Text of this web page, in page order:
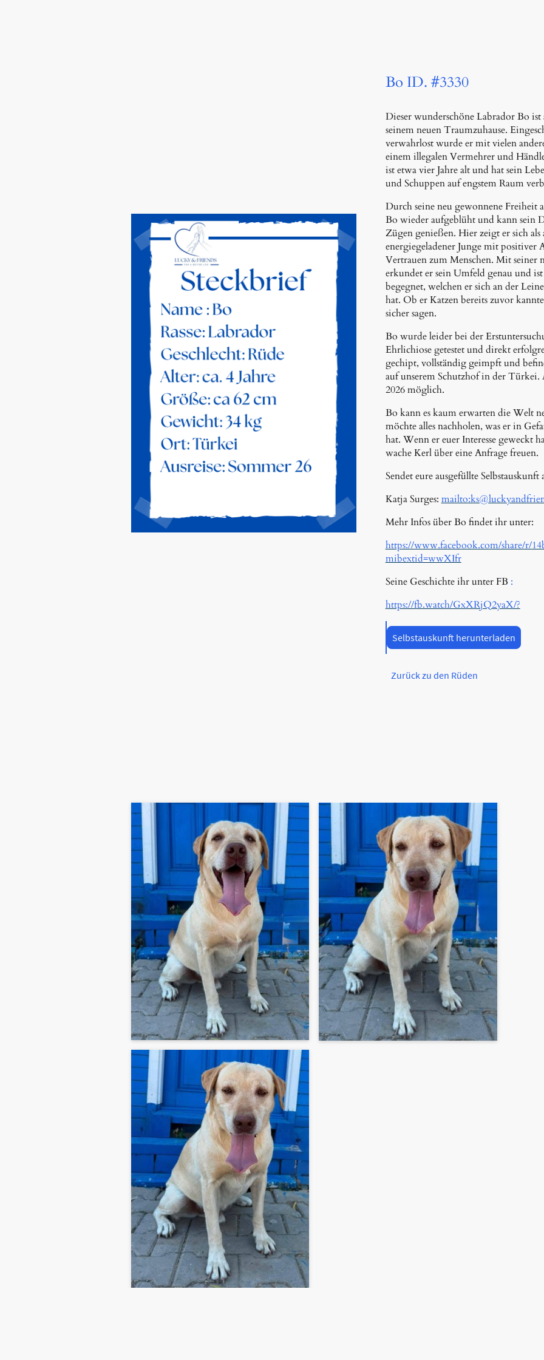
Bo ID. #3330
Dieser wunderschöne Labrador Bo ist
seinem neuen Traumzuhause.
verwahrlost wurde er mit vielen
einem illegalen Vermehrer und
ist etwa vier Jahre alt und hat sein
und Schuppen auf engstem Raum
Durch seine neu gewonnene Freiheit
Bo wieder aufgeblüht und kann sein
Zügen genießen. Hier zeigt er sich als
energiegeladener Junge mit positiver
Vertrauen zum Menschen. Mit seiner
erkundet er sein Umfeld genau und
begegnet, welchen er sich an der
hat. Ob er Katzen bereits zuvor
sicher sagen.
Bo wurde leider bei der
Ehrlichiose getestet und direkt
gechipt, vollständig geimpft und
auf unserem Schutzhof in der Türkei.
2026 möglich.
Bo kann es kaum erwarten die Welt
möchte alles nachholen, was er in
hat. Wenn er euer Interesse geweckt
wache Kerl über eine Anfrage freuen.
Sendet eure ausgefüllte Selbstauskunft
Katja Surges:
Mehr Infos über Bo findet ihr unter:
https://www.facebook.com/share/r/
mibextid=wwXIfr
Seine Geschichte ihr unter FB :
https://fb.watch/GxXRjQ2yaX/?
Selbstauskunft herunterladen
Zurück zu den Rüden